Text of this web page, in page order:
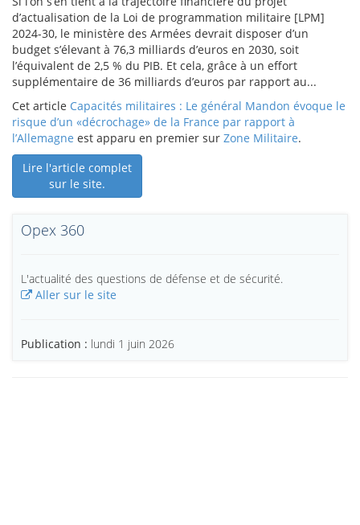
d’actualisation de la Loi de programmation militaire [LPM]
2024-30, le ministère des Armées devrait disposer d’un
budget s’élevant à 76,3 milliards d’euros en 2030, soit
l’équivalent de 2,5 % du PIB. Et cela, grâce à un effort
supplémentaire de 36 milliards d’euros par rapport au...
Cet article Capacités militaires : Le général Mandon évoque le
risque d’un «décrochage» de la France par rapport à
l’Allemagne est apparu en premier sur Zone Militaire.
Lire l'article complet
sur le site.
Opex 360
L'actualité des questions de défense et de sécurité.
Aller sur le site
Publication : lundi 1 juin 2026